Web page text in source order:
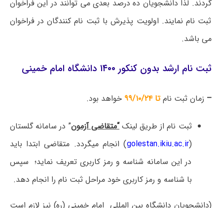
گردند. لذا دانشجویان ده درصد بعدی می توانند در این فراخوان
ثبت نام نمایند. اولویت پذیرش با ثبت نام کنندگان در فراخوان
می باشد.
ثبت نام ارشد بدون کنکور ۱۴۰۰ دانشگاه امام خمینی
– زمان ثبت نامتا ۹۹/۱۰/۲۴ خواهد بود.
ثبت نام از طریق لینک“متقاضی آزمون” در سامانه گلستان
(
golestan.ikiu.ac.ir) انجام می­گردد. متقاضی ابتدا باید
در این سامانه شناسه و رمز کاربری تعریف نماید؛ سپس
با شناسه و رمز کاربری خود مراحل ثبت نام را انجام دهد.
(دانشجویان دانشگاه بین­ المللی امام خمینی (ره) نیز لازم است